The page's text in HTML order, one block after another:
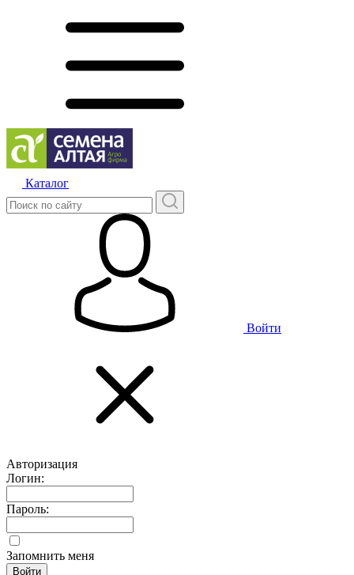
Каталог
Войти
Авторизация
Логин:
Пароль:
Запомнить меня